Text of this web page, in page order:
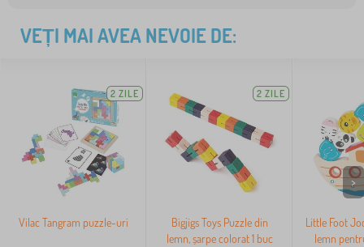
VEȚI MAI AVEA NEVOIE DE:
2 ZILE
Vilac Tangram puzzle-uri
2 ZILE
Bigjigs Toys Puzzle din
lemn, șarpe colorat 1 buc
Little Foot
lemn
>